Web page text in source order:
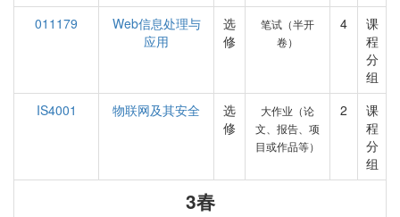
011179
Web信息处理与
应用
选
修
笔试（半开
卷）
4
课
程
分
组
IS4001
物联网及其安全
选
修
大作业（论
文、报告、项
目或作品等）
2
课
程
分
组
3春